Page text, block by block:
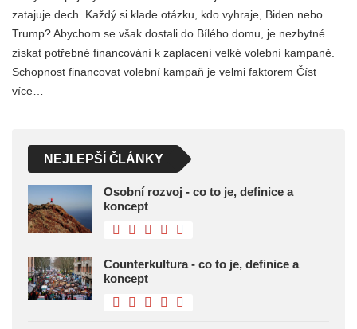
zatajuje dech. Každý si klade otázku, kdo vyhraje, Biden nebo
Trump? Abychom se však dostali do Bílého domu, je nezbytné
získat potřebné financování k zaplacení velké volební kampaně.
Schopnost financovat volební kampaň je velmi faktorem Číst
více…
NEJLEPŠÍ ČLÁNKY
Osobní rozvoj - co to je, definice a
koncept
Counterkultura - co to je, definice a
koncept